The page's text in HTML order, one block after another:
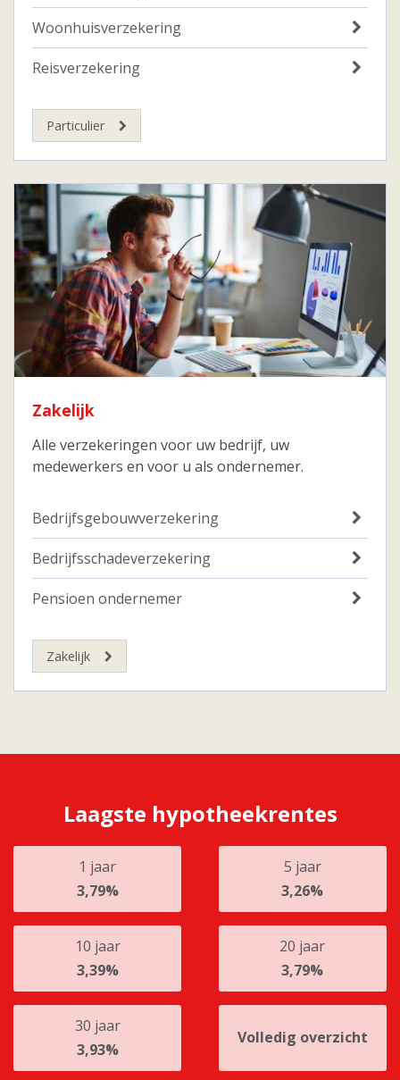
Woonhuisverzekering
Reisverzekering
Particulier
Zakelijk
Alle verzekeringen voor uw bedrijf, uw
medewerkers en voor u als ondernemer.
Bedrijfsgebouwverzekering
Bedrijfsschadeverzekering
Pensioen ondernemer
Zakelijk
Laagste hypotheekrentes
1 jaar
3,79%
5 jaar
3,26%
10 jaar
3,39%
20 jaar
3,79%
30 jaar
3,93%
Volledig overzicht